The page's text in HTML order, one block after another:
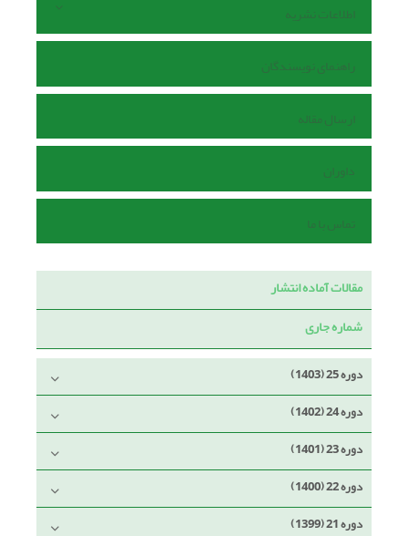
اطلاعات نشریه
راهنمای نویسندگان
ارسال مقاله
داوران
تماس با ما
مقالات آماده انتشار
شماره جاری
دوره 25 (1403)
دوره 24 (1402)
دوره 23 (1401)
دوره 22 (1400)
دوره 21 (1399)